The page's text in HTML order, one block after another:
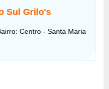
Sul Grilo's
Centro - Santa Maria